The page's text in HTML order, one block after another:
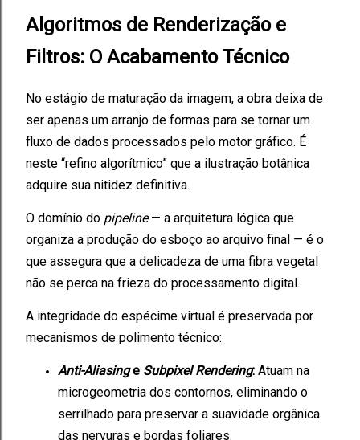
Algoritmos de Renderização e
Filtros: O Acabamento Técnico
No estágio de maturação da imagem, a obra deixa de
ser apenas um arranjo de formas para se tornar um
fluxo de dados processados pelo motor gráfico. É
neste “refino algorítmico” que a ilustração botânica
adquire sua nitidez definitiva.
O domínio do pipeline— a arquitetura lógica que
organiza a produção do esboço ao arquivo final — é o
que assegura que a delicadeza de uma fibra vegetal
não se perca na frieza do processamento digital.
A integridade do espécime virtual é preservada por
mecanismos de polimento técnico:
Anti-Aliasinge Subpixel Rendering: Atuam na
microgeometria dos contornos, eliminando o
serrilhado para preservar a suavidade orgânica
das nervuras e bordas foliares.